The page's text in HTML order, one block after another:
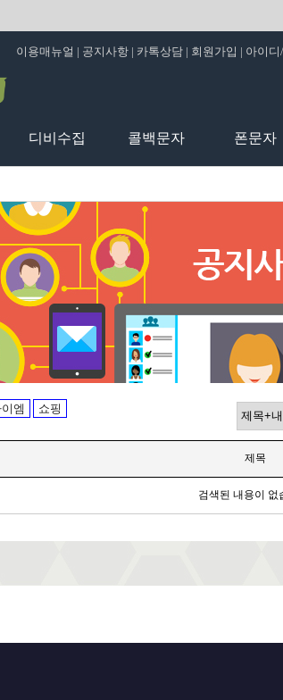
이용매뉴얼 | 공지사항 | 카톡상담 | 회원가입 | 아이
디비수집 콜백문자 폰문자
엠 쇼핑
제목
검색된 내용이 없